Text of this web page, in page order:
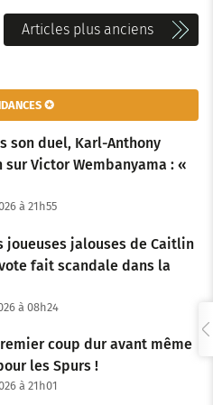
Articles plus anciens
✪
son duel, Karl-Anthony
sur Victor Wembanyama : «
à 21h55
joueuses jalouses de Caitlin
fait scandale dans la
à 08h24
coup dur avant même
les Spurs !
à 21h01